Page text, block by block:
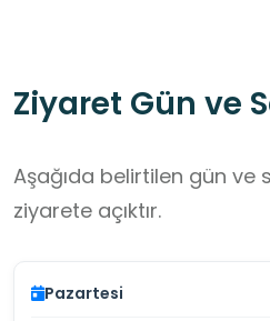
Ziyaret Gün ve
Aşağıda belirtilen gün ve
ziyarete açıktır.
Pazartesi